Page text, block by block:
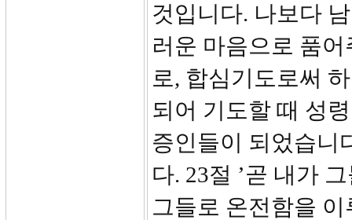
것입니다. 나보다
러운 마음으로 품
로, 합심기도로써
되어 기도할 때 성
증인들이 되었습니
다. 23절 ’곧 내가
그들로 온전함을